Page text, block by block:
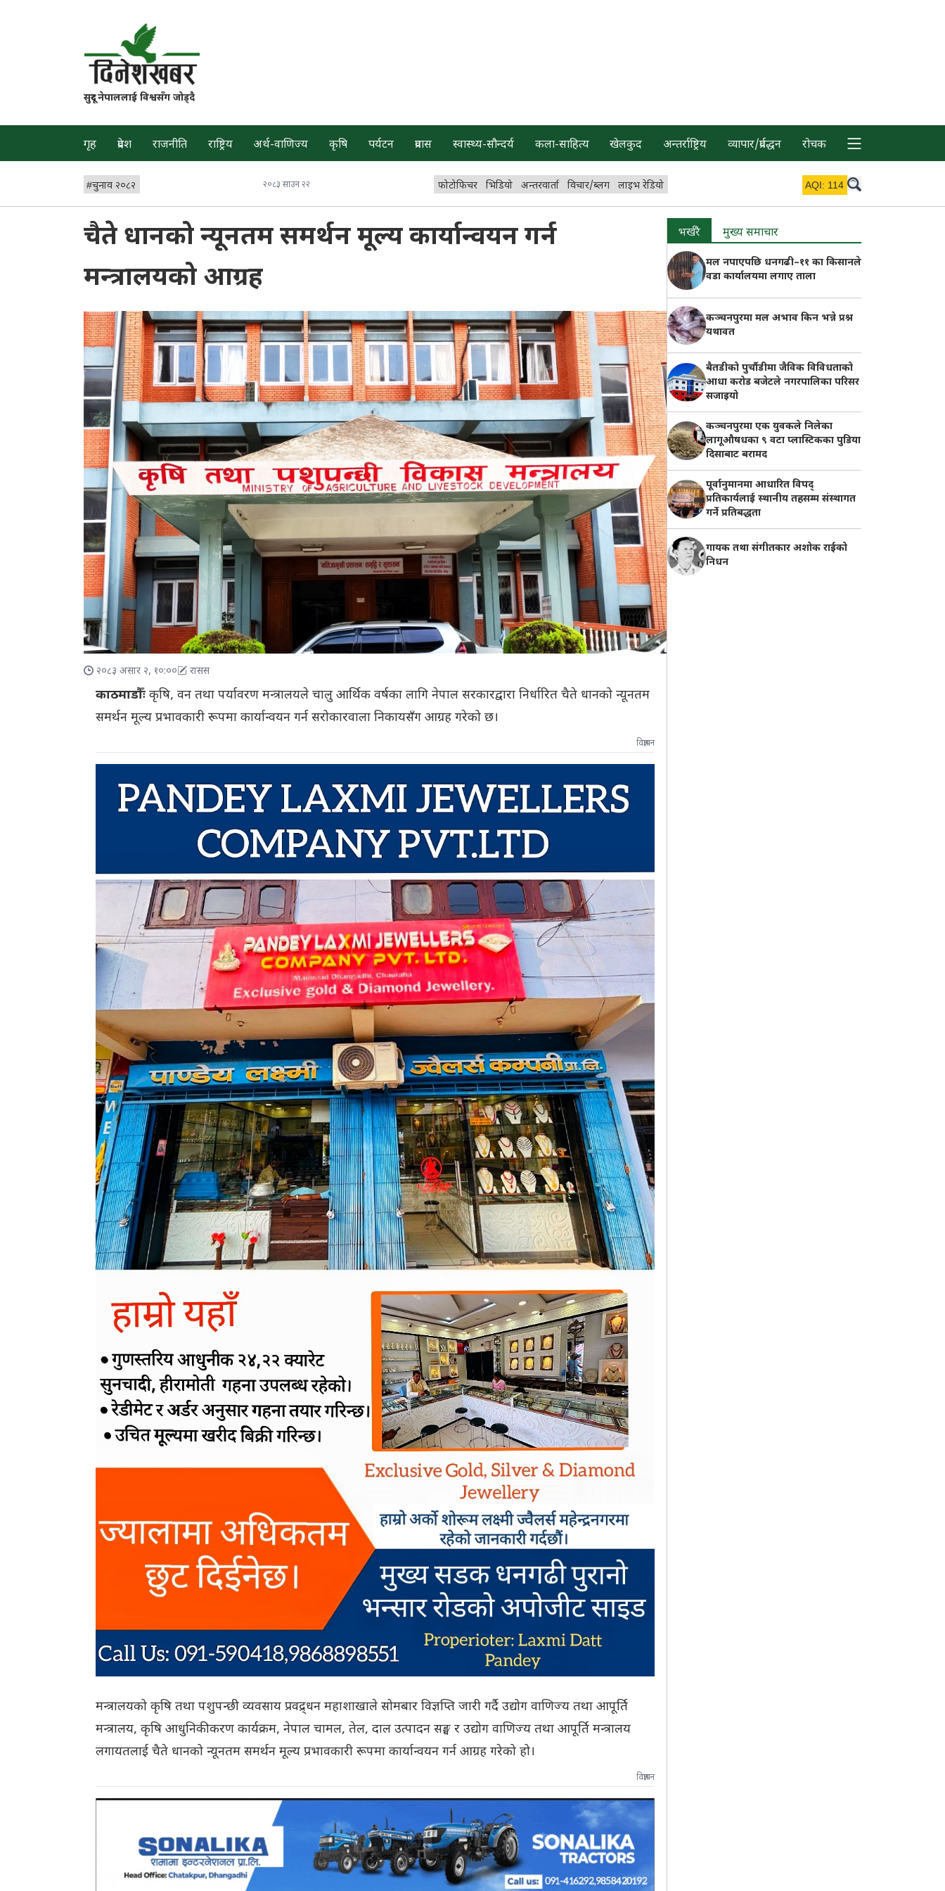
सुदूर नेपाललाई विश्वसँग जोड्दै
गृह प्रदेश राजनीति राष्ट्रिय अर्थ-वाणिज्य कृषि पर्यटन प्रवास स्वास्थ्य-सौन्दर्य कला-साहित्य खेलकुद अन्तर्राष्ट्रिय व्यापार/प्रर्वद्धन रोचक
#चुनाव २०८२ २०८३ साउन २२ फोटोफिचर भिडियो अन्तरवार्ता विचार/ब्लग लाइभ रेडियो AQI: 114
चैते धानको न्यूनतम समर्थन मूल्य कार्यान्वयन गर्न
मन्त्रालयको आग्रह
२०८३ असार २, १०:०० रासस
काठमाडौँः कृषि, वन तथा पर्यावरण मन्त्रालयले चालु आर्थिक वर्षका लागि नेपाल सरकारद्वारा निर्धारित चैते धानको न्यूनतम
समर्थन मूल्य प्रभावकारी रूपमा कार्यान्वयन गर्न सरोकारवाला निकायसँग आग्रह गरेको छ।
विज्ञापन
मन्त्रालयको कृषि तथा पशुपन्छी व्यवसाय प्रवद्र्धन महाशाखाले सोमबार विज्ञप्ति जारी गर्दै उद्योग वाणिज्य तथा आपूर्ति
मन्त्रालय, कृषि आधुनिकीकरण कार्यक्रम, नेपाल चामल, तेल, दाल उत्पादन सङ्घ र उद्योग वाणिज्य तथा आपूर्ति मन्त्रालय
लगायतलाई चैते धानको न्यूनतम समर्थन मूल्य प्रभावकारी रूपमा कार्यान्वयन गर्न आग्रह गरेको हो।
विज्ञापन
भर्खरै मुख्य समाचार
मल नपाएपछि धनगढी–११ का किसानले
वडा कार्यालयमा लगाए ताला
कञ्चनपुरमा मल अभाव किन भन्ने प्रश्न
यथावत
बैतडीको पुर्चौडीमा जैविक विविधताको
आधा करोड बजेटले नगरपालिका परिसर
सजाइयो
कञ्चनपुरमा एक युवकले निलेका
लागूऔषधका ९ वटा प्लास्टिकका पुडिया
दिसाबाट बरामद
पूर्वानुमानमा आधारित विपद्
प्रतिकार्यलाई स्थानीय तहसम्म संस्थागत
गर्ने प्रतिबद्धता
गायक तथा संगीतकार अशोक राईको
निधन